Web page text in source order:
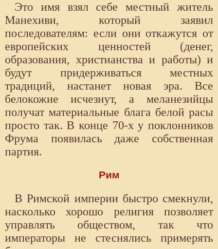
Это имя взял себе местный житель
Манехиви, который заявил
последователям: если они откажутся от
европейских ценностей (денег,
образования, христианства и работы) и
будут придерживаться местных
традиций, настанет новая эра. Все
белокожие исчезнут, а меланезийцы
получат материальные блага белой расы
просто так. В конце 70-х у поклонников
Фрума появилась даже собственная
партия.
Рим
В Римской империи быстро смекнули,
насколько хорошо религия позволяет
управлять обществом, так что
императоры не стеснялись примерять